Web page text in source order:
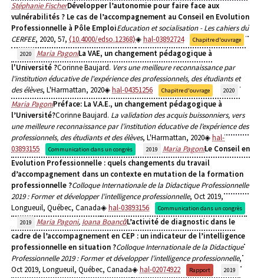
Stéphanie FischerDévelopper l’autonomie pour faire face aux
vulnérabilités ? Le cas de l’accompagnement au Conseil en Evolution
Professionnelle à Pôle EmploiEducation et socialisation - Les cahiers du
CERFEE, 2020, 57, ⟨10.4000/edso.12368⟩ hal-03892724
Chapitre d'ouvrage
2020
Maria PagoniLa VAE, un changement pédagogique à
l'Université ?Corinne Baujard. Vers une meilleure reconnaissance par
l'institution éducative de l'expérience des professionnels, des étudiants et
des élèves, L'Harmattan, 2020 hal-04351256 Chapitre d'ouvrage 2020
Maria PagoniPréface: La V.A.E., un changement pédagogique à
l’Université?Corinne Baujard. La validation des acquis buissonniers, vers
une meilleure reconnaissance par l’institution éducative de l’expérience des
professionnels, des étudiants et des élèves, L'Harmattan, 2020
hal-
03893155
Communication dans un congrès 2019 Maria PagoniLe Conseil en
Evolution Professionnelle : quels changements du travail
d’accompagnement dans un contexte en mutation de la formation
professionnelle ?Colloque Internationale de la Didactique Professionnelle
2019 : Former et développer l’intelligence professionnelle, Oct 2019,
Longueuil, Québec, Canada
hal-03893156
Communication dans un congrès
2019
Maria Pagoni, Ioana BoancăL’activité de diagnostic dans le
cadre de l’accompagnement en CEP : un indicateur de l’intelligence
professionnelle en situation ?Colloque Internationale de la Didactique
Professionnelle 2019 : Former et développer l’intelligence professionnelle,
Oct 2019, Longueuil, Québec, Canada
hal-02074922 Rapport 2019